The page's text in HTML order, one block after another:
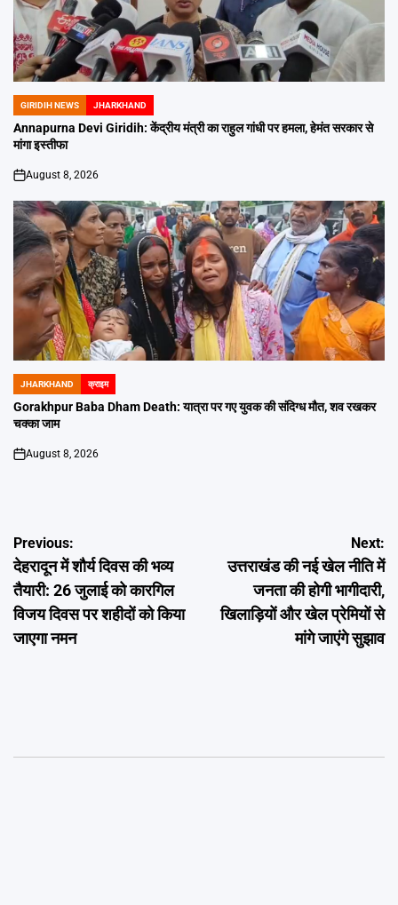
POSTED
IN
GIRIDIH NEWS JHARKHAND
Annapurna Devi Giridih: केंद्रीय मंत्री का राहुल गांधी पर हमला, हेमंत सरकार से
मांगा इस्तीफा
on
August 8, 2026
POSTED
IN
JHARKHAND क्राइम
Gorakhpur Baba Dham Death: यात्रा पर गए युवक की संदिग्ध मौत, शव रखकर
चक्का जाम
on
August 8, 2026
Post
navigation
Previous:
देहरादून में शौर्य दिवस की भव्य
तैयारी: 26 जुलाई को कारगिल
विजय दिवस पर शहीदों को किया
जाएगा नमन
Next:
उत्तराखंड की नई खेल नीति में
जनता की होगी भागीदारी,
खिलाड़ियों और खेल प्रेमियों से
मांगे जाएंगे सुझाव